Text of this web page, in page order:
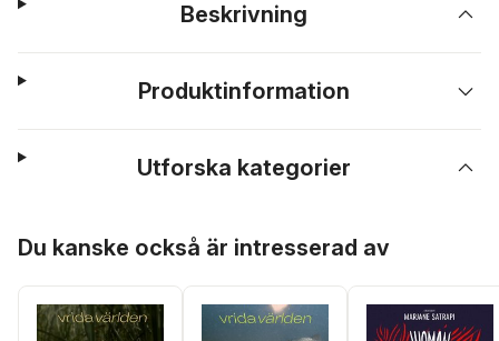
Beskrivning
Produktinformation
Utforska kategorier
Du kanske också är intresserad av